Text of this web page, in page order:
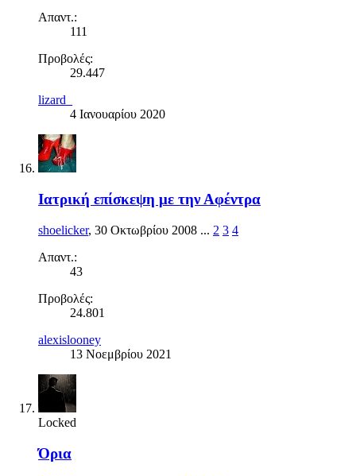
Απαντ.:
111
Προβολές:
29.447
lizard_
4 Ιανουαρίου 2020
Ιατρική επίσκεψη με την Αφέντρα
shoelicker, 30 Οκτωβρίου 2008 ... 2 3 4
Απαντ.:
43
Προβολές:
24.801
alexislooney
13 Νοεμβρίου 2021
Locked
Όρια